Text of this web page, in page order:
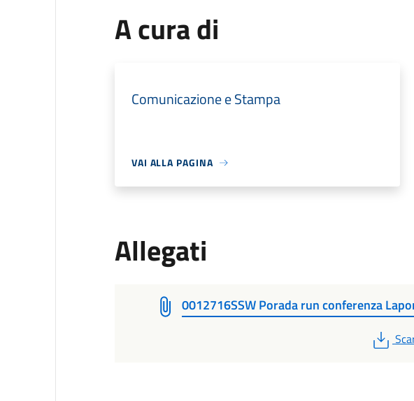
A cura di
Comunicazione e Stampa
VAI ALLA PAGINA
Allegati
0012716SSW Porada run conferenza
PDF